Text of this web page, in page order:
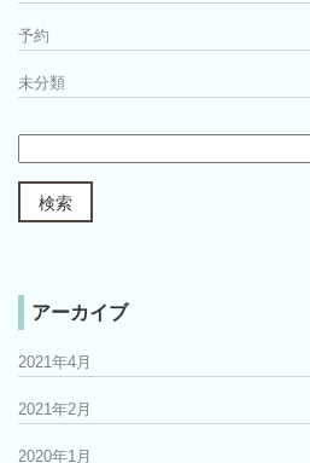
予約
未分類
アーカイブ
2021年4月
2021年2月
2020年1月